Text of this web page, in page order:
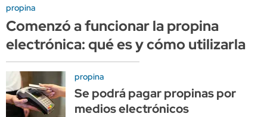
propina
Comenzó a funcionar la propina
electrónica: qué es y cómo utilizarla
propina
Se podrá pagar propinas por
medios electrónicos